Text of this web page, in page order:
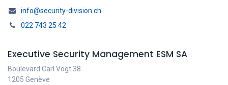
info@security-division.ch
022 743 25 42
Executive Security Management ESM SA
Boulevard Carl Vogt 38
1205 Genève